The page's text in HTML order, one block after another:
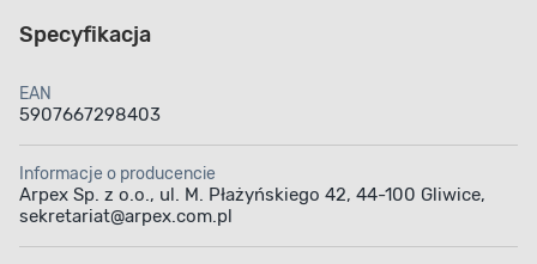
Specyfikacja
EAN
5907667298403
Informacje o producencie
Arpex Sp. z o.o., ul. M. Płażyńskiego 42, 44-100 Gliwice,
sekretariat@arpex.com.pl